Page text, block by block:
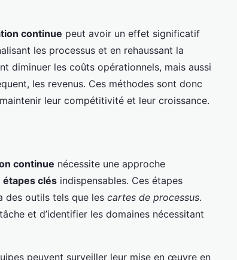
continue peut avoir un effet significatif
les processus et en rehaussant la
diminuer les coûts opérationnels, mais aussi
les revenus. Ces méthodes sont donc
leur compétitivité et leur croissance.
continue nécessite une approche
étapes clés indispensables. Ces étapes
des outils tels que les cartes de processus.
et d’identifier les domaines nécessitant
peuvent surveiller leur mise en œuvre en